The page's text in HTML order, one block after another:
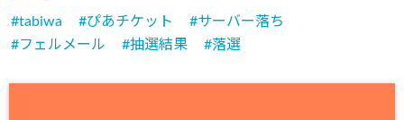
tabiwa ぴあチケット
サーバー落ち
フェルメール
抽選結果 落選